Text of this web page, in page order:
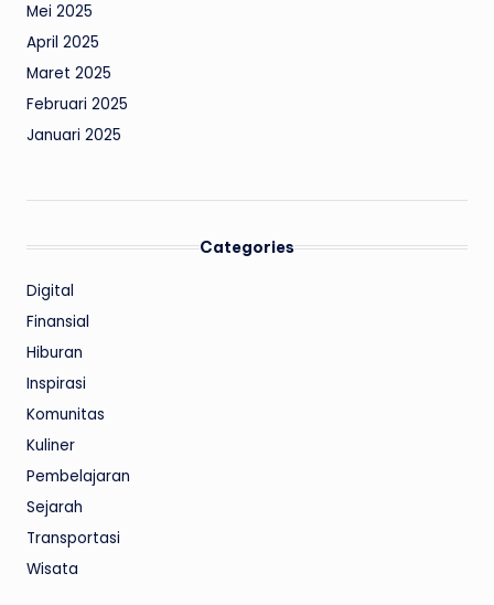
Mei 2025
April 2025
Maret 2025
Februari 2025
Januari 2025
Categories
Digital
Finansial
Hiburan
Inspirasi
Komunitas
Kuliner
Pembelajaran
Sejarah
Transportasi
Wisata